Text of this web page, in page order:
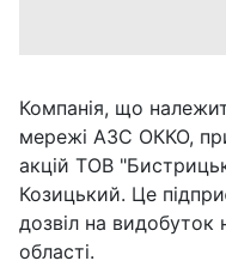
Компанія, що
мережі АЗС ОККО,
акцій ТОВ
Козицький. Це
дозвіл на видобуток
області.